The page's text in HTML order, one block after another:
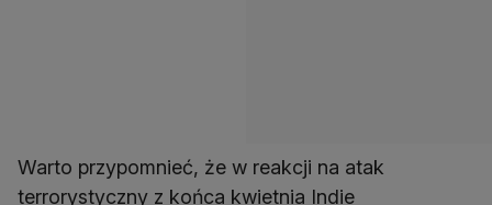
Warto przypomnieć, że w reakcji na atak
terrorystyczny z końca kwietnia Indie